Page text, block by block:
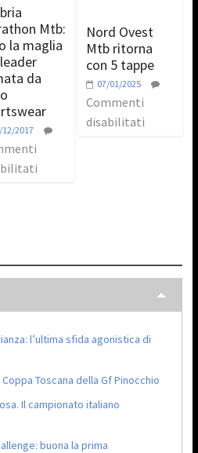
Mtb:
la maglia
da
12/2017
Nord Ovest
Mtb ritorna
con 5 tappe
07/01/2025
Commenti
disabilitati
l’ultima sfida agonistica di
Toscana della Gf Pinocchio
Il campionato italiano
buona la prima